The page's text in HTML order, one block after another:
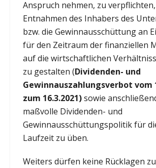
Anspruch nehmen, zu
Entnahmen des Inhabers des
bzw. die Gewinnausschüttung an
für den Zeitraum der finanziellen
auf die wirtschaftlichen
zu gestalten (Dividenden- und
Gewinnauszahlungsverbot vom
zum 16.3.2021)sowie
maßvolle Dividenden- und
Gewinnausschüttungspolitik für
Laufzeit zu üben.
Weiters dürfen keine Rücklagen